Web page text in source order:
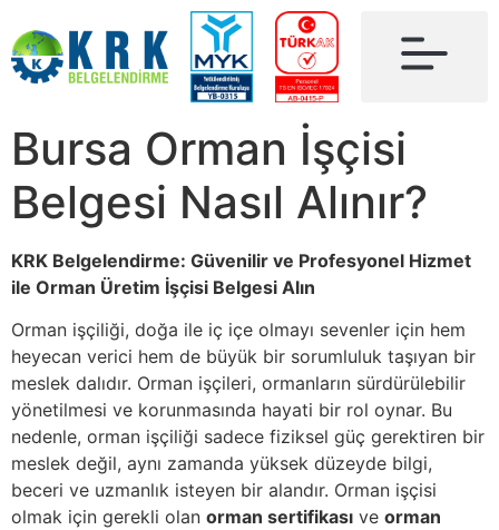
Bursa Orman İşçisi
Belgesi Nasıl Alınır?
KRK Belgelendirme: Güvenilir ve Profesyonel Hizmet
ile Orman Üretim İşçisi Belgesi Alın
Orman işçiliği, doğa ile iç içe olmayı sevenler için hem
heyecan verici hem de büyük bir sorumluluk taşıyan bir
meslek dalıdır. Orman işçileri, ormanların sürdürülebilir
yönetilmesi ve korunmasında hayati bir rol oynar. Bu
nedenle, orman işçiliği sadece fiziksel güç gerektiren bir
meslek değil, aynı zamanda yüksek düzeyde bilgi,
beceri ve uzmanlık isteyen bir alandır. Orman işçisi
olmak için gerekli olan orman sertifikası ve orman